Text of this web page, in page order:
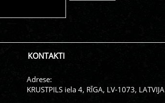
KONTAKTI
Adrese:
KRUSTPILS iela 4, RĪGA, LV-1073, LATVIJA